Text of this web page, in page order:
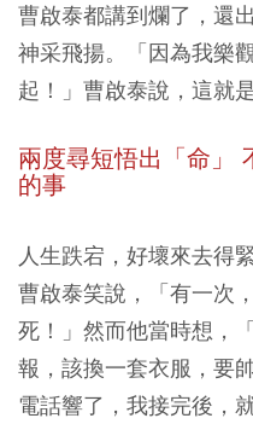
曹啟泰都講到爛了，還
神采飛揚。「因為我樂
起！」曹啟泰說，這就
兩度尋短悟出「命」
的事
人生跌宕，好壞來去得
曹啟泰笑說，「有一次
死！」然而他當時想，
報，該換一套衣服，要
電話響了，我接完後，